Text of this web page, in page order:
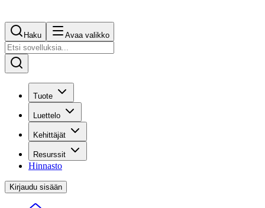
Haku Avaa valikko
Tuote
Luettelo
Kehittäjät
Resurssit
Hinnasto
Kirjaudu sisään